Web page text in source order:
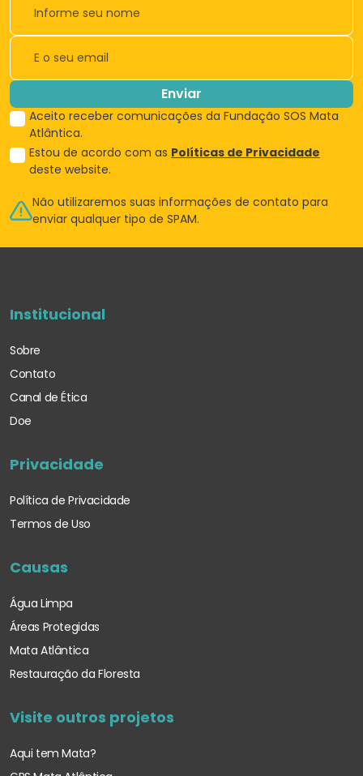
Enviar
Aceito receber comunicações da Fundação SOS Mata
Atlântica.
Estou de acordo com as Políticas de Privacidade
deste website.
Não utilizaremos suas informações de contato para
enviar qualquer tipo de SPAM.
Institucional
Sobre
Contato
Canal de Ética
Doe
Privacidade
Política de Privacidade
Termos de Uso
Causas
Água Limpa
Áreas Protegidas
Mata Atlântica
Restauração da Floresta
Visite outros projetos
Aqui tem Mata?